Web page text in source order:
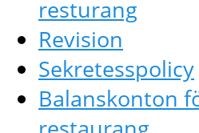
resturang
Revision
Sekretesspolicy
Balanskonton